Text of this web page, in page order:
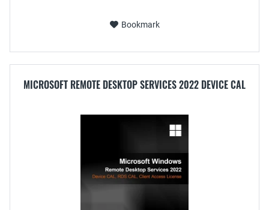
Bookmark
MICROSOFT REMOTE DESKTOP SERVICES 2022 DEVICE CAL